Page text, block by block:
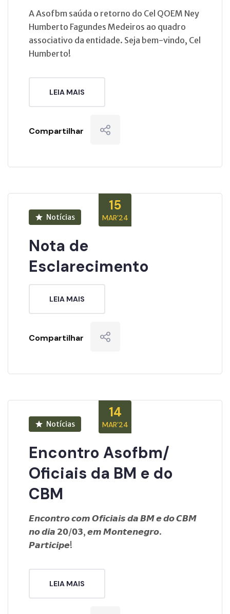
A Asofbm saúda o retorno do Cel QOEM Ney
Humberto Fagundes Medeiros ao quadro
associativo da entidade. Seja bem-vindo, Cel
Humberto!
LEIA MAIS
Compartilhar
15
MAR’24
Notícias
Nota de
Esclarecimento
LEIA MAIS
Compartilhar
14
MAR’24
Notícias
Encontro Asofbm/
Oficiais da BM e do
CBM
𝙀𝙣𝙘𝙤𝙣𝙩𝙧𝙤 𝙘𝙤𝙢 𝙊𝙛𝙞𝙘𝙞𝙖𝙞𝙨 𝙙𝙖 𝘽𝙈 𝙚 𝙙𝙤 𝘾𝘽𝙈
𝙣𝙤 𝙙𝙞𝙖 𝟮𝟬/𝟬𝟯, 𝙚𝙢 𝙈𝙤𝙣𝙩𝙚𝙣𝙚𝙜𝙧𝙤.
𝙋𝙖𝙧𝙩𝙞𝙘𝙞𝙥𝙚!
LEIA MAIS